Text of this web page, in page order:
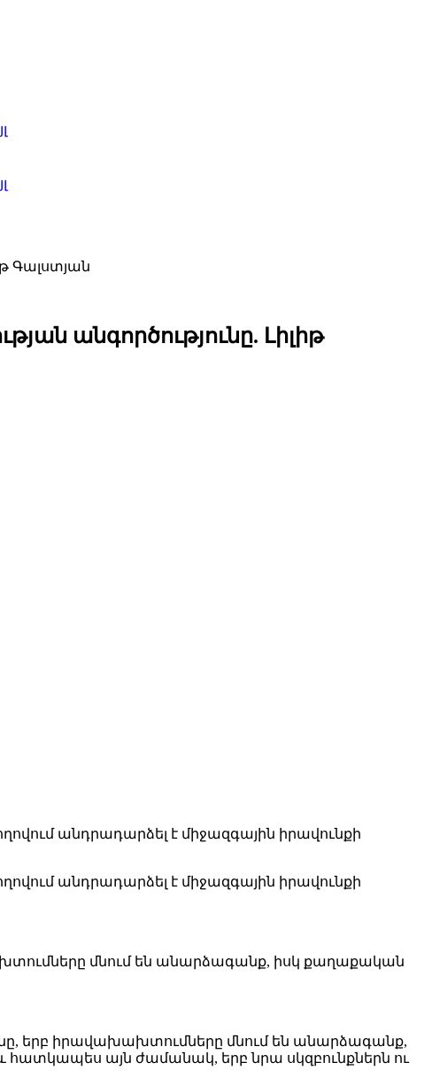
Գալստյան
անգործությունը. Լիլիթ
անդրադարձել է միջազգային իրավունքի
անդրադարձել է միջազգային իրավունքի
մնում են անարձագանք, իսկ քաղաքական
երբ իրավախախտումները մնում են անարձագանք,
այն ժամանակ, երբ նրա սկզբունքներն ու